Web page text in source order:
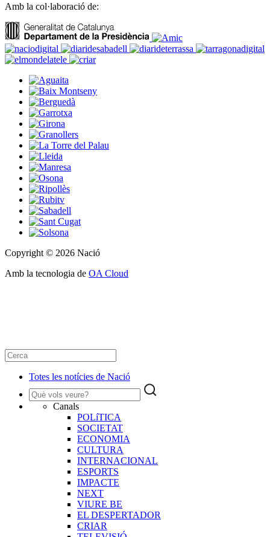
Amb la col·laboració de:
Copyright © 2026 Nació
Amb la tecnologia de OA Cloud
Totes les notícies de Nació
Canals
POLíTICA
SOCIETAT
ECONOMIA
CULTURA
INTERNACIONAL
ESPORTS
IMPACTE
NEXT
VIURE BE
EL DESPERTADOR
CRIAR